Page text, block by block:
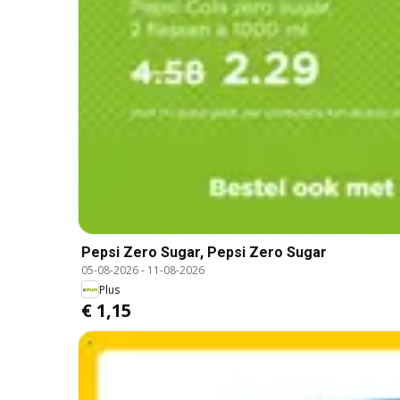
Pepsi Zero Sugar, Pepsi Zero Sugar
05-08-2026- 11-08-2026
Plus
€ 1,15